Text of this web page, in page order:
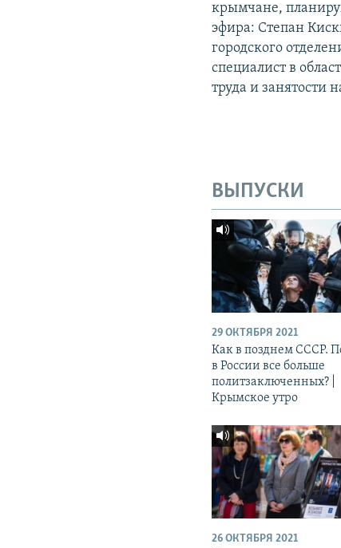
крымчане,
эфира: Степан
городского
специалист в
труда и занятости
ВЫПУСКИ
29 ОКТЯБРЯ 2021
Как в позднем СССР.
в России все больше
политзаключенных? |
Крымское утро
26 ОКТЯБРЯ 2021